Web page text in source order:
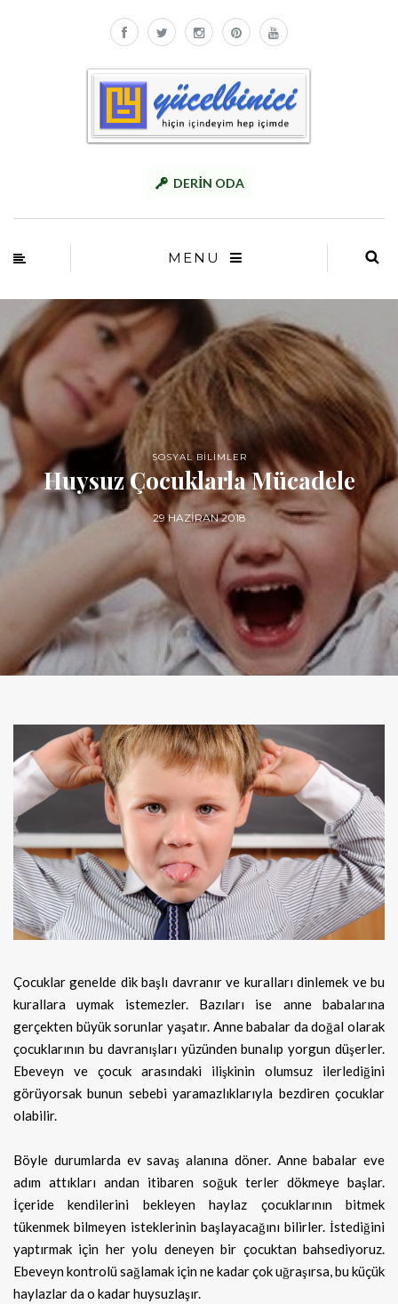
DERİN ODA
MENU
SOSYAL BİLİMLER
Huysuz Çocuklarla Mücadele
29 HAZIRAN 2018
Çocuklar genelde dik başlı davranır ve kuralları dinlemek ve bu
kurallara uymak istemezler. Bazıları ise anne babalarına
gerçekten büyük sorunlar yaşatır. Anne babalar da doğal olarak
çocuklarının bu davranışları yüzünden bunalıp yorgun düşerler.
Ebeveyn ve çocuk arasındaki ilişkinin olumsuz ilerlediğini
görüyorsak bunun sebebi yaramazlıklarıyla bezdiren çocuklar
olabilir.
Böyle durumlarda ev savaş alanına döner. Anne babalar eve
adım attıkları andan itibaren soğuk terler dökmeye başlar.
İçeride kendilerini bekleyen haylaz çocuklarının bitmek
tükenmek bilmeyen isteklerinin başlayacağını bilirler. İstediğini
yaptırmak için her yolu deneyen bir çocuktan bahsediyoruz.
Ebeveyn kontrolü sağlamak için ne kadar çok uğraşırsa, bu küçük
haylazlar da o kadar huysuzlaşır.